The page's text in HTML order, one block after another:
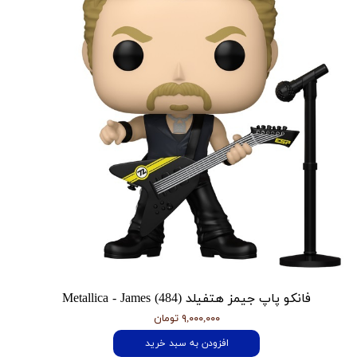
فانکو پاپ جیمز هتفیلد Metallica - James (484)
۹,۰۰۰,۰۰۰ تومان
افزودن به سبد خرید